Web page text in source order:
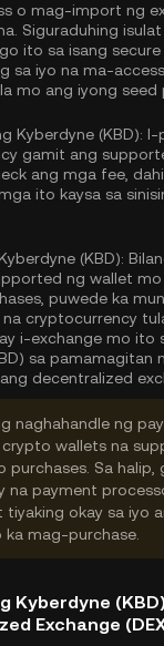
o mag-import ng
Siguraduhing
ito sa isang secure
sa iyo na ma-
mo ang iyong seed
Kyberdyne (KBD): I-
gamit ang
ang mga fee,
ito kaysa sa
(KBD):
ng wallet
puwede ka
cryptocurrency
i-exchange mo ito
sa pamamagitan
decentralized
naghahandle ng
crypto wallets na
Sa halip,
na payment
okay sa iyo
mag-purchase.
Kyberdyne
Exchange